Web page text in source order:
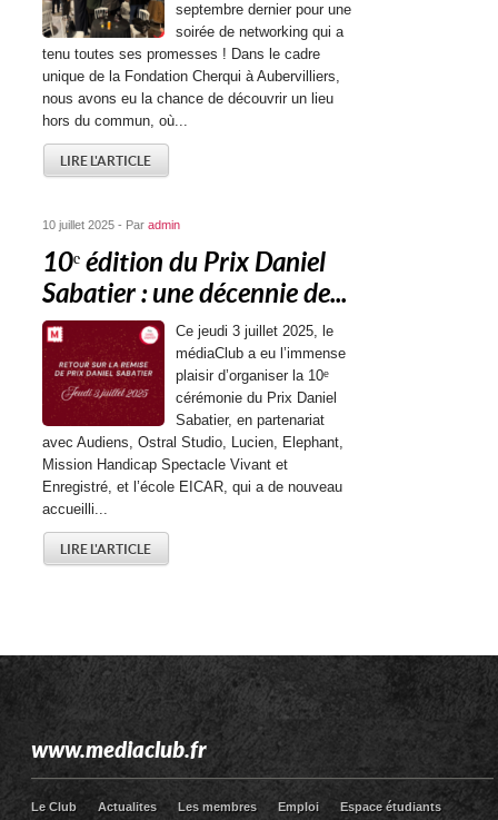
septembre dernier pour une
soirée de networking qui a
tenu toutes ses promesses ! Dans le cadre
unique de la Fondation Cherqui à Aubervilliers,
nous avons eu la chance de découvrir un lieu
hors du commun, où...
LIRE L'ARTICLE
10 juillet 2025 - Paradmin
10ᵉ édition du Prix Daniel
Sabatier : une décennie de...
Ce jeudi 3 juillet 2025, le
médiaClub a eu l’immense
plaisir d’organiser la 10ᵉ
cérémonie du Prix Daniel
Sabatier, en partenariat
avec Audiens, Ostral Studio, Lucien, Elephant,
Mission Handicap Spectacle Vivant et
Enregistré, et l’école EICAR, qui a de nouveau
accueilli...
LIRE L'ARTICLE
www.mediaclub.fr
Le Club Actualites Les membres Emploi Espace étudiants